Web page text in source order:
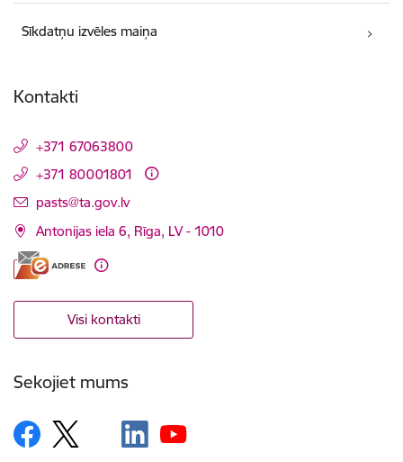
Sīkdatņu izvēles maiņa
Kontakti
+371 67063800
+371 80001801
E-pasts:
pasts@ta.gov.lv
Antonijas iela 6, Rīga, LV - 1010
Visi kontakti
Sekojiet mums